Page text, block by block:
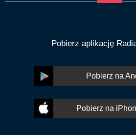
Pobierz aplikację
Pobierz na
Pobierz na